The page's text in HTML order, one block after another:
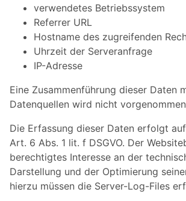
verwendetes Betriebssystem
Referrer URL
Hostname des zugreifenden
Uhrzeit der Serveranfrage
IP-Adresse
Eine Zusammenführung dieser Daten
Datenquellen wird nicht
Die Erfassung dieser Daten erfolgt
Art. 6 Abs. 1 lit. f DSGVO. Der
berechtigtes Interesse an der
Darstellung und der Optimierung
hierzu müssen die Server-Log-Files